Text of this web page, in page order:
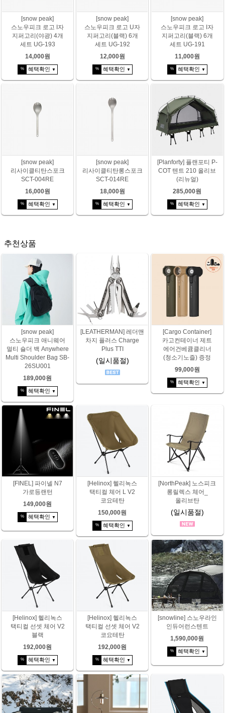
[snow peak]
스노우피크 로고 I자
지퍼고리(야광) 4개
세트 UG-193
14,000원
% 혜택확인 ▼
[snow peak]
스노우피크 로고 U자
지퍼고리(블랙) 6개
세트 UG-192
12,000원
% 혜택확인 ▼
[snow peak]
스노우피크 로고 I자
지퍼고리(블랙) 6개
세트 UG-191
11,000원
% 혜택확인 ▼
[snow peak]
리사이클티탄스포크
SCT-004RE
16,000원
% 혜택확인 ▼
[snow peak]
리사이클티탄롱스포크
SCT-014RE
18,000원
% 혜택확인 ▼
[Planforty] 플랜포티 P-
COT 텐트 210 올리브
(리뉴얼)
285,000원
% 혜택확인 ▼
추천상품
[snow peak]
스노우피크 애니웨어
멀티 숄더 백 Anywhere
Multi Shoulder Bag SB-
26SU001
189,000원
% 혜택확인 ▼
[LEATHERMAN] 레더맨
차지 플러스 Charge
Plus TTI
(일시품절)
[Cargo Container]
카고컨테이너 제트
에어건베큠클리너
(청소기노즐) 증정
99,000원
% 혜택확인 ▼
[FINEL] 파이넬 N7
가로등랜턴
149,000원
% 혜택확인 ▼
[Helinox] 헬리녹스
택티컬 체어 L V2
코요테탄
150,000원
% 혜택확인 ▼
[NorthPeak] 노스피크
롱릴렉스 체어_
올리브탄
(일시품절)
[Helinox] 헬리녹스
택티컬 선셋 체어 V2
블랙
192,000원
% 혜택확인 ▼
[Helinox] 헬리녹스
택티컬 선셋 체어 V2
코요테탄
192,000원
% 혜택확인 ▼
[snowline] 스노우라인
인듀어런스텐트
1,590,000원
% 혜택확인 ▼